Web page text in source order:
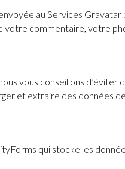
au Services Gravatar
votre commentaire, votre
vous conseillons d’éviter
et extraire des données
qui stocke les